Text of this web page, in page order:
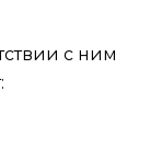
с ним